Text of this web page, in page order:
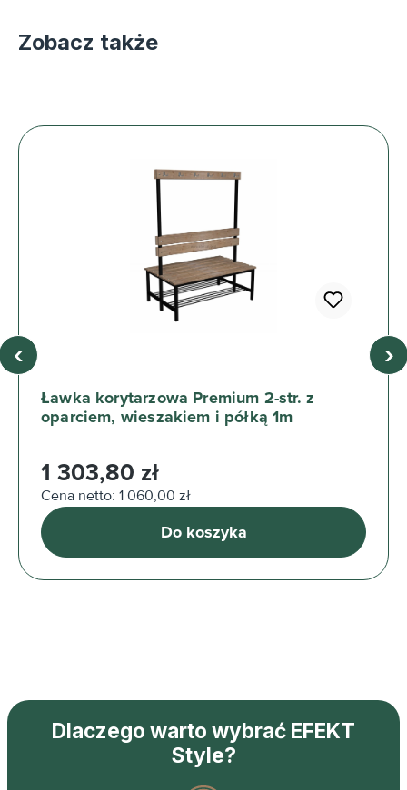
Zobacz także
Ławka korytarzowa Premium 2-str. z
oparciem, wieszakiem i półką 1m
Cena regularna:
1 303,80 zł
Cena netto: 1 060,00 zł
Do koszyka
‹ ›
Dlaczego warto wybrać EFEKT
Style?